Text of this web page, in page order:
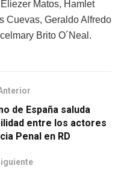
Matos, Hamlet
Cuevas, Geraldo Alfredo
Brito O´Neal.
de España saluda
entre los actores
Penal en RD